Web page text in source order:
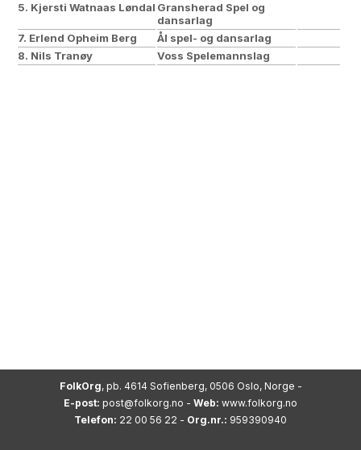
5. Kjersti Watnaas Løndal Gransherad Spel og
dansarlag
7. Erlend Opheim Berg
Ål spel- og dansarlag
8. Nils Tranøy
Voss Spelemannslag
FolkOrg, pb. 4614 Sofienberg, 0506 Oslo, Norge -
E-post: post@folkorg.no - Web: www.folkorg.no
Telefon: 22 00 56 22 - Org.nr.: 959390940